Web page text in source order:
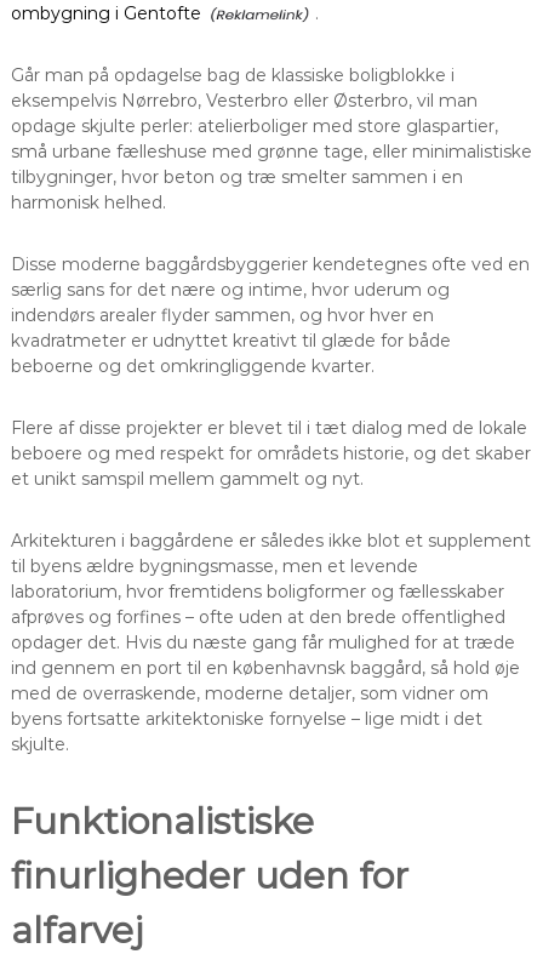
ombygning i Gentofte
.
Går man på opdagelse bag de klassiske boligblokke i
eksempelvis Nørrebro, Vesterbro eller Østerbro, vil man
opdage skjulte perler: atelierboliger med store glaspartier,
små urbane fælleshuse med grønne tage, eller minimalistiske
tilbygninger, hvor beton og træ smelter sammen i en
harmonisk helhed.
Disse moderne baggårdsbyggerier kendetegnes ofte ved en
særlig sans for det nære og intime, hvor uderum og
indendørs arealer flyder sammen, og hvor hver en
kvadratmeter er udnyttet kreativt til glæde for både
beboerne og det omkringliggende kvarter.
Flere af disse projekter er blevet til i tæt dialog med de lokale
beboere og med respekt for områdets historie, og det skaber
et unikt samspil mellem gammelt og nyt.
Arkitekturen i baggårdene er således ikke blot et supplement
til byens ældre bygningsmasse, men et levende
laboratorium, hvor fremtidens boligformer og fællesskaber
afprøves og forfines – ofte uden at den brede offentlighed
opdager det. Hvis du næste gang får mulighed for at træde
ind gennem en port til en københavnsk baggård, så hold øje
med de overraskende, moderne detaljer, som vidner om
byens fortsatte arkitektoniske fornyelse – lige midt i det
skjulte.
Funktionalistiske
finurligheder uden for
alfarvej